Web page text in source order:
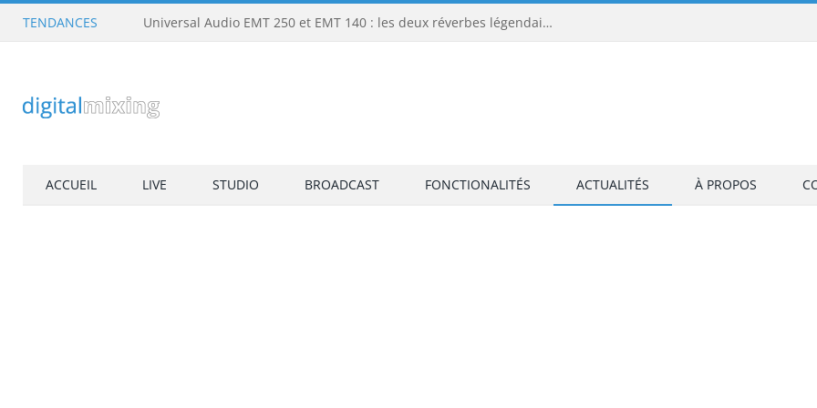
TENDANCES Universal Audio EMT 250 et EMT 140 : les deux réverbes légendaires tournent enfin sans matériel UAD
ACCUEIL LIVE STUDIO BROADCAST FONCTIONALITÉS ACTUALITÉS À PROPOS